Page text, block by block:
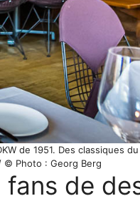
de 1951. Des classiques
© Photo : Georg Berg
de